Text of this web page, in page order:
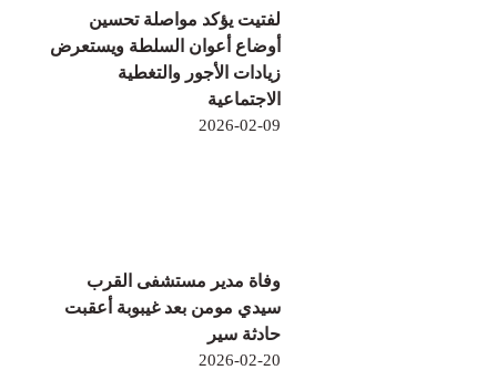
لفتيت يؤكد مواصلة تحسين
أوضاع أعوان السلطة ويستعرض
زيادات الأجور والتغطية
الاجتماعية
2026-02-09
وفاة مدير مستشفى القرب
سيدي مومن بعد غيبوبة أعقبت
حادثة سير
2026-02-20